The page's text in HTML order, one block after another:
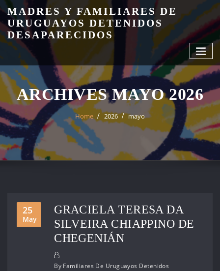
Skip
content
MADRES Y FAMILIARES DE
URUGUAYOS DETENIDOS
DESAPARECIDOS
ARCHIVES MAYO 2026
Home 2026 mayo
25
May
GRACIELA TERESA DA
SILVEIRA CHIAPPINO DE
CHEGENIÁN
By Familiares De Uruguayos Detenidos